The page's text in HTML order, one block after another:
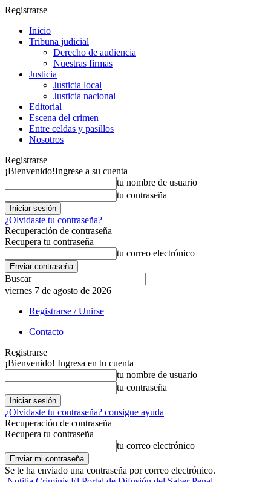
Registrarse
Inicio
Tribuna judicial
Derecho de audiencia
Nuestras firmas
Justicia
Justicia local
Justicia nacional
Editorial
Escena del crimen
Entre celdas y pasillos
Nosotros
Registrarse
¡Bienvenido!Ingrese a su cuenta
tu nombre de usuario
tu contraseña
¿Olvidaste tu contraseña?
Recuperación de contraseña
Recupera tu contraseña
tu correo electrónico
Buscar
viernes 7 de agosto de 2026
Registrarse / Unirse
Contacto
Registrarse
¡Bienvenido! Ingresa en tu cuenta
tu nombre de usuario
tu contraseña
¿Olvidaste tu contraseña? consigue ayuda
Recuperación de contraseña
Recupera tu contraseña
tu correo electrónico
Se te ha enviado una contraseña por correo electrónico.